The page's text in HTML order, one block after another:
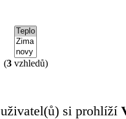
(3vzhledů)
uživatel(ů) si prohlíží